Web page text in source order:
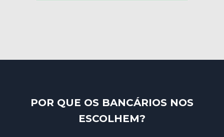
POR QUE OS BANCÁRIOS NOS
ESCOLHEM?